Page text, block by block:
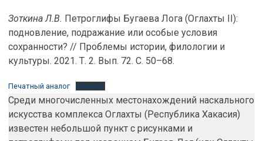
Зоткина Л.В. Петроглифы Бугаева Лога (Оглахты II):
подновление, подражание или особые условия
сохранности? // Проблемы истории, филологии и
культуры. 2021. Т. 2. Вып. 72. С. 50–68.
Печатный аналог Скачать
Среди многочисленных местонахождений наскального
искусства комплекса Оглахты (Республика Хакасия)
известен небольшой пункт с рисунками и